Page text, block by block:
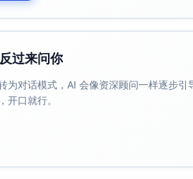
寸和布局规则动态调整尺寸。提供小型（
手机）时，可以考虑使用更紧凑的按钮布
至少为8dp，同时也可根据密集布局场景
钮的宽度可以全天动态伸缩，但不应小于
过来问你
为对话模式，AI 会像资深顾问一样逐步
开口就行。